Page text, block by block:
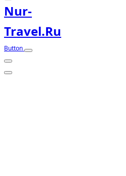
Nur-
Travel.ru
Button